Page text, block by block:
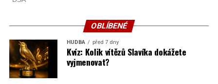
OBLÍBENÉ
HUDBA před 7 dny
Kvíz: Kolik vítězů Slavíka dokážete
vyjmenovat?